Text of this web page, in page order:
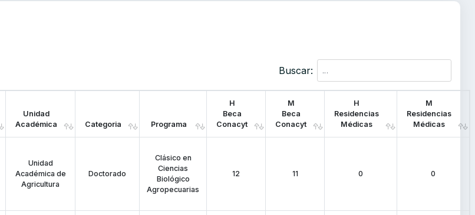
Buscar:
Unidad
Académica
Categoria Programa
H
Beca
Conacyt
M
Beca
Conacyt
H
Residencias
Médicas
M
Residencias
Médicas
Unidad
Académica de
Agricultura
Doctorado
Clásico en
Ciencias
Biológico
Agropecuarias
12 11 0 0